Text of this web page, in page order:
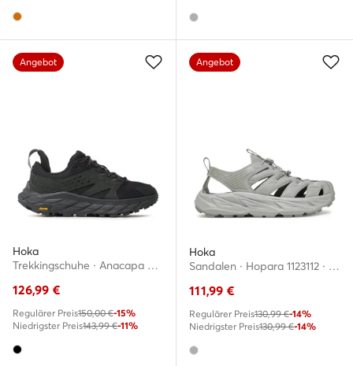
Angebot
Hoka
Trekkingschuhe · Anacapa Breeze 1127920 · Schwarz
126,99 €
Regulärer Preis150,00 €-15%
Niedrigster Preis143,99 €-11%
Angebot
Hoka
Sandalen · Hopara 1123112 · Grau
111,99 €
Regulärer Preis130,99 €-14%
Niedrigster Preis130,99 €-14%